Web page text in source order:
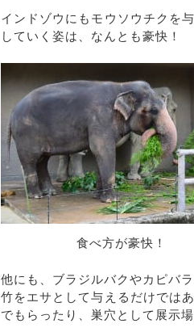
インドゾウにもモウソウチクを
していく姿は、なんとも豪快！
食べ方が豪快！
他にも、ブラジルバクやカピバ
竹をエサとして与えるだけでは
でもらったり、巣穴として展示